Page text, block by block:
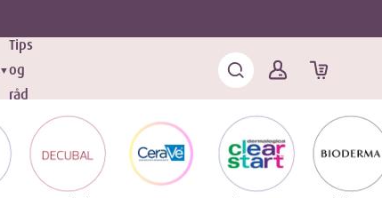
▼
Tips
og
råd